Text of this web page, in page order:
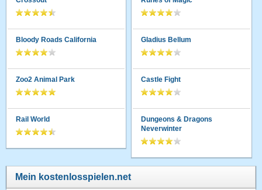
Bloody Roads California
Zoo2 Animal Park
Rail World
Gladius Bellum
Castle Fight
Dungeons & Dragons
Neverwinter
Mein kostenlosspielen.net